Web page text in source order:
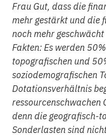
Frau Gut, dass die
mehr gestärkt und die
noch mehr geschwächt
Fakten: Es werden
topografischen und
soziodemografischen
Dotationsverhältnis
ressourcenschwachen
denn die geografisch-
Sonderlasten sind